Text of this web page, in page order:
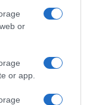
or
or app.
γυναίκα που
Το ποσό που